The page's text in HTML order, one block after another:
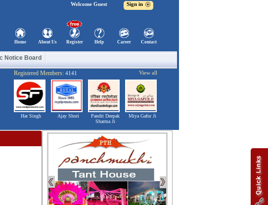
Welcome Guest Sign in
Home About Us Register Help Career Contact
Notice Board
Registered Members: 4141 View all
Har Singh Ajay Shori
Pandit Deepak
Sharma Ji
Miya Gafur Ji